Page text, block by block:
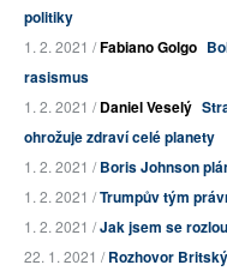
politiky
1. 2. 2021 /Fabiano Golgo
rasismus
1. 2. 2021 /Daniel Veselý
ohrožuje zdraví celé planety
1. 2. 2021 /Boris Johnson
1. 2. 2021 /Trumpův tým
1. 2. 2021 /Jak jsem se
22. 1. 2021 /Rozhovor